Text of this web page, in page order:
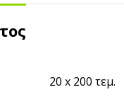
20 x 200 τεμ.